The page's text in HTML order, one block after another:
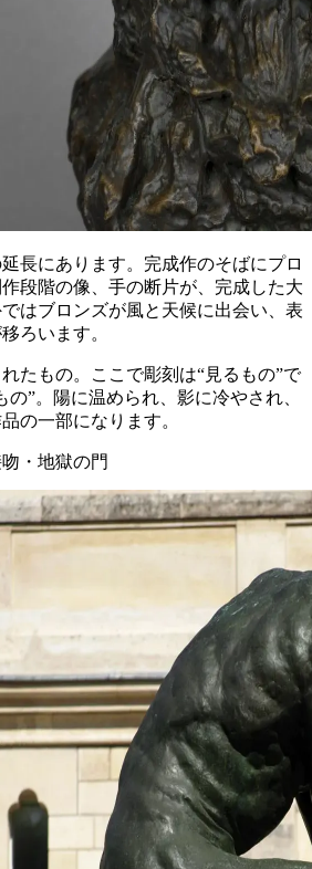
長にあります。完成作のそばにプロ
段階の像、手の断片が、完成した大
はブロンズが風と天候に出会い、表
ろいます。
たもの。ここで彫刻は“見るもの”で
の”。陽に温められ、影に冷やされ、
の一部になります。
・地獄の門